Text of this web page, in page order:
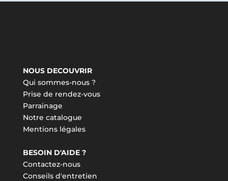
NOUS DECOUVRIR
Qui sommes-nous ?
Prise de rendez-vous
Parrainage
Notre catalogue
Mentions légales
BESOIN D'AIDE ?
Contactez-nous
Conseils d'entretien